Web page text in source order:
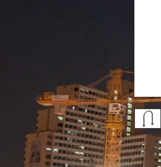
Surub